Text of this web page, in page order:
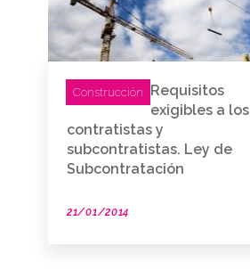
Construcción
Requisitos
exigibles a los
contratistas y
subcontratistas. Ley de
Subcontratación
21/01/2014